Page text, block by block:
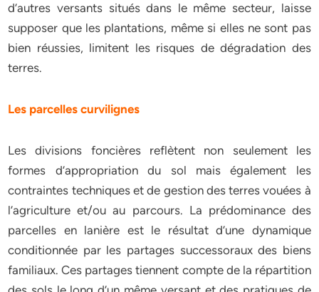
d’autres versants situés dans le même secteur, laisse
supposer que les plantations, même si elles ne sont pas
bien réussies, limitent les risques de dégradation des
terres.
Les parcelles curvilignes
Les divisions foncières reflètent non seulement les
formes d’appropriation du sol mais également les
contraintes techniques et de gestion des terres vouées à
l’agriculture et/ou au parcours. La prédominance des
parcelles en lanière est le résultat d’une dynamique
conditionnée par les partages successoraux des biens
familiaux. Ces partages tiennent compte de la répartition